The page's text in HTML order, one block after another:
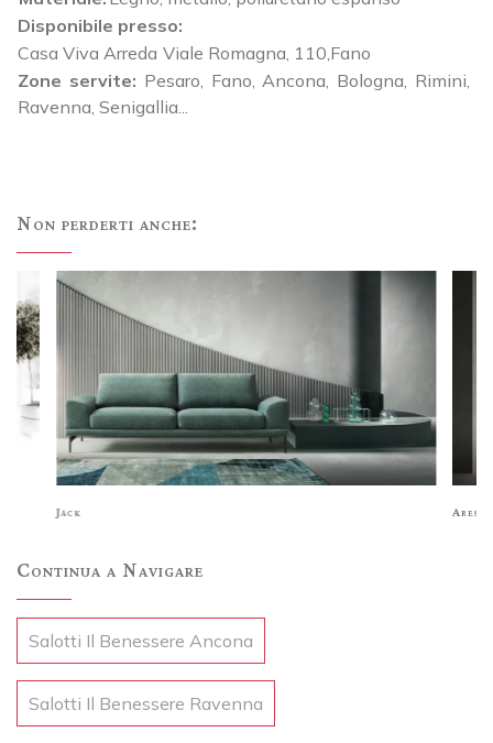
Disponibile presso:
Casa Viva Arreda Viale Romagna, 110 Fano
Zone servite: Pesaro, Fano, Ancona, Bologna, Rimini,
Ravenna, Senigallia...
Non perderti anche:
Jack Ares
Continua a Navigare
Salotti Il Benessere Ancona
Salotti Il Benessere Ravenna